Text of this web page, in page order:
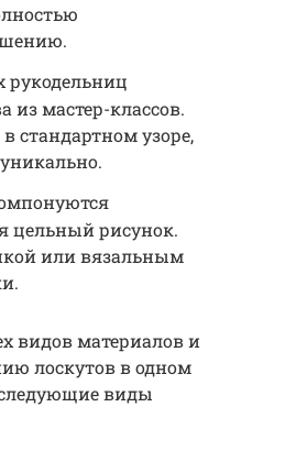
рукодельниц
из мастер-классов.
стандартном узоре,
цельный рисунок.
или вязальным
видов материалов и
лоскутов в одном
виды